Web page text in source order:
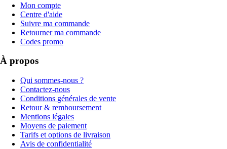
Mon compte
Centre d'aide
Suivre ma commande
Retourner ma commande
Codes promo
À propos
Qui sommes-nous ?
Contactez-nous
Conditions générales de vente
Retour & remboursement
Mentions légales
Moyens de paiement
Tarifs et options de livraison
Avis de confidentialité